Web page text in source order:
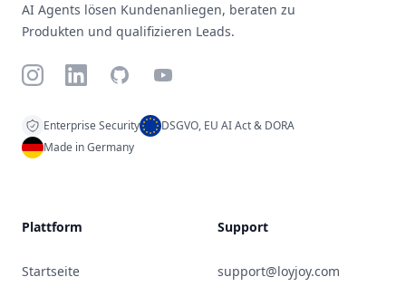
AI Agents lösen Kundenanliegen, beraten zu
Produkten und qualifizieren Leads.
InstagramLinkedInGitHubYouTube
Enterprise Security
DSGVO, EU AI Act & DORA
Made in Germany
Plattform
Startseite
Support
support@loyjoy.com